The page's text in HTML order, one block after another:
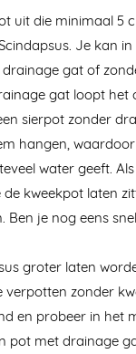
uit die minimaal 5
Je kan
gat of
gat loopt het
sierpot zonder
hangen,
water geeft.
kweekpot laten
Ben je nog eens
groter laten
verpotten zonder
en probeer in het
pot met drainage